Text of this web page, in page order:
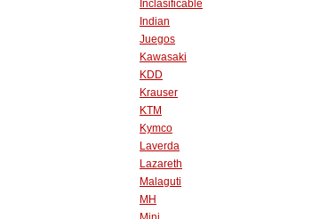
Inclasificable
Indian
Juegos
Kawasaki
KDD
Krauser
KTM
Kymco
Laverda
Lazareth
Malaguti
MH